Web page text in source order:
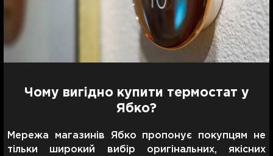
Чому вигідно купити термостат у
Ябко?
Мережа магазинів Ябко пропонує покупцям не
тільки широкий вибір оригінальних, якісних